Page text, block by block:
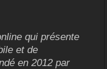
qui présente
et de
en 2012 par